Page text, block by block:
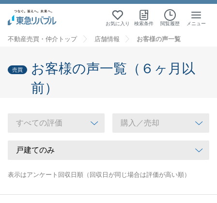
お気に入り 検索条件 閲覧履歴 メニュー
不動産売買・仲介トップ 店舗情報 お客様の声一覧
売買
お客様の声一覧（６ヶ月以
前）
表示はアンケート回収日順（回収日が同じ場合は評価が高い順）